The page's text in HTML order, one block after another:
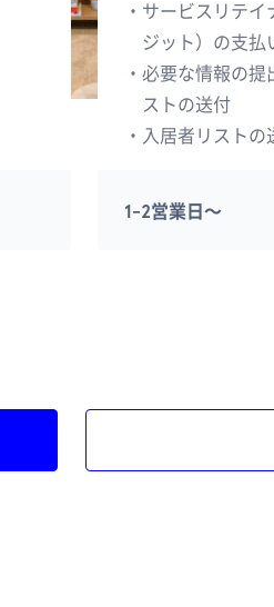
・ サービスリテイ
ジット）の支払
・ 必要な情報の提
ストの送付
・ 入居者リストの
1-2営業日〜